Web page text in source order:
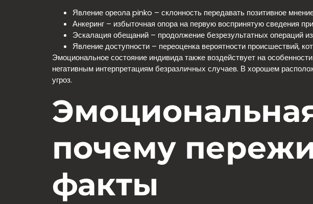
Явление ореола pinko – склонность передавать позитивное
Анкеринг – избыточная опора на первую воспринятую сведения
Эскалация обещаний – продолжение безрезультатных операций
Явление доступности – переоценка вероятности происшествий,
Эмоциональное состояние индивида также воздействует на
негативным интерпретациям безразличных случаев. В хорошем
угроз.
почему
факты